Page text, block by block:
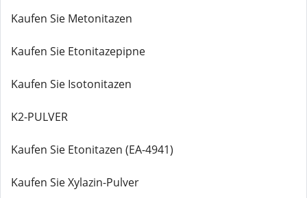
Kaufen Sie Metonitazen
Kaufen Sie Etonitazepipne
Kaufen Sie Isotonitazen
K2-PULVER
Kaufen Sie Etonitazen (EA-4941)
Kaufen Sie Xylazin-Pulver